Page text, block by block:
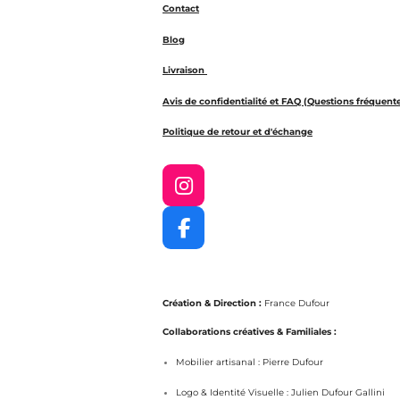
Contact
Blog
Livraison
Avis de confidentialité et FAQ (Questions
Politique de retour et d'échange
I
n
s
t
r
a
F
a
b
o
k
Création & Direction : France Dufour
Collaborations créatives & Familiales :
Mobilier artisanal : Pierre Dufour
Logo & Identité Visuelle : Julien Dufour Gallini